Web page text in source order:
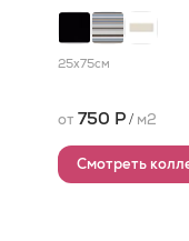
25x75см
от 750 Р/ м2
Смотреть